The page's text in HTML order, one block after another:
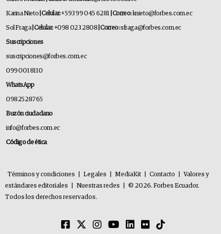
Karina Nieto | Celular:+593 99 045 6281 | Correo: knieto@forbes.com.ec
Sol Fraga | Celular:+098 023 2808 | Correo:sfraga@forbes.com.ec
Suscripciones
suscripciones@forbes.com.ec
099 001 8110
WhatsApp
0982528765
Buzón ciudadano
info@forbes.com.ec
Código de ética
Términos y condiciones Legales MediaKit Contacto
Valores y
estándares editoriales
Nuestras redes
© 2026. Forbes Ecuador.
Todos los derechos reservados.